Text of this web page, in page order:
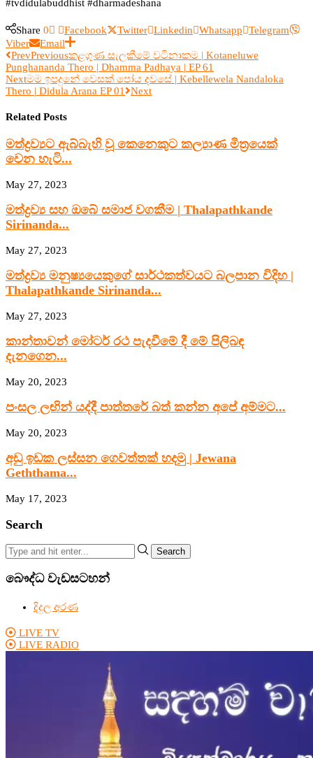
#tvdidulabuddhist #dharmadeshana
Share 0 Facebook Twitter Linkedin Whatsapp
Telegram
Viber
Email
PrevPreviousකළගුණ සැලකීමේ වටිනාකම | Kotaneluwe
Punghananda Thero | Dhamma Padhaya | EP 61
Nextමම ඉපදුනේ වෙසක් පෝය දවසේ | Kebellewela Nandaloka
Thero | Didula Arana EP 01
Next
Related Posts
මත්ද්‍රව්‍යට ඇබ්බැහි වූ කෙනෙකුට කල්‍යාණ මිත්‍රයෙක්
වෙන හැටි...
May 27, 2023
මත්ද්‍රව්‍ය සහ ඔබේ සමාජ වගකීම | Thalapathkande
Sirinanda...
May 27, 2023
මත්ද්‍රව්‍ය මනුෂ්‍යයෙකුගේ සාර්ථකත්වයට බලපාන විදිහ |
Thalapathkande Sirinanda...
May 27, 2023
කාන්තාවන් මෝටර් රථ පැදවීමේ දී මේ පිලිබඳ
දැනගෙන...
May 20, 2023
පංසල ලඟින් යද්දී පාත්තරේ බත් කන්න අපේ අම්මට...
May 20, 2023
අඩු ඉඩක ලස්සන ගෙවත්තක් හදමු | Jewana
Geththama...
May 17, 2023
Search
Search
බෞද්ධ වැඩසටහන්
දිදුල අරණ
LIVE TV
LIVE RADIO